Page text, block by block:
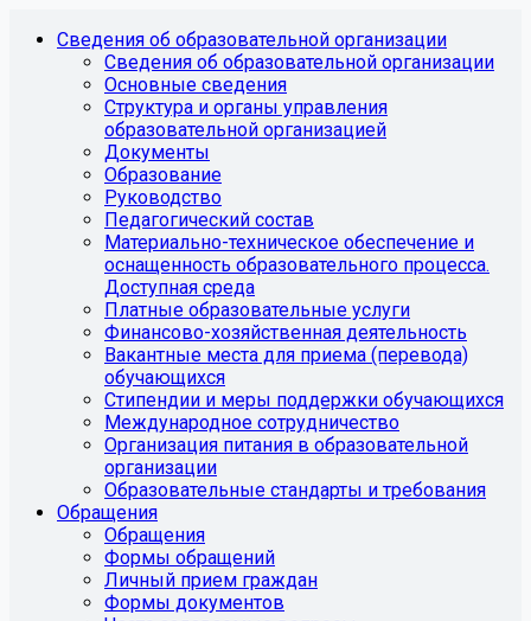
Сведения об образовательной организации
Сведения об образовательной организации
Основные сведения
Структура и органы управления
образовательной организацией
Документы
Образование
Руководство
Педагогический состав
Материально-техническое обеспечение и
оснащенность образовательного процесса.
Доступная среда
Платные образовательные услуги
Финансово-хозяйственная деятельность
Вакантные места для приема (перевода)
обучающихся
Стипендии и меры поддержки обучающихся
Международное сотрудничество
Организация питания в образовательной
организации
Образовательные стандарты и требования
Обращения
Обращения
Формы обращений
Личный прием граждан
Формы документов